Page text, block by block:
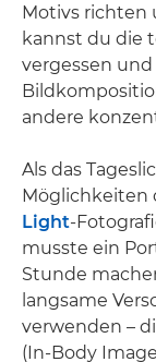
Motivs richten
kannst du die
vergessen
andere
Als das
Möglichkeiten
Light-
musste ein
Stunde
langsame
verwenden –
(In-Body